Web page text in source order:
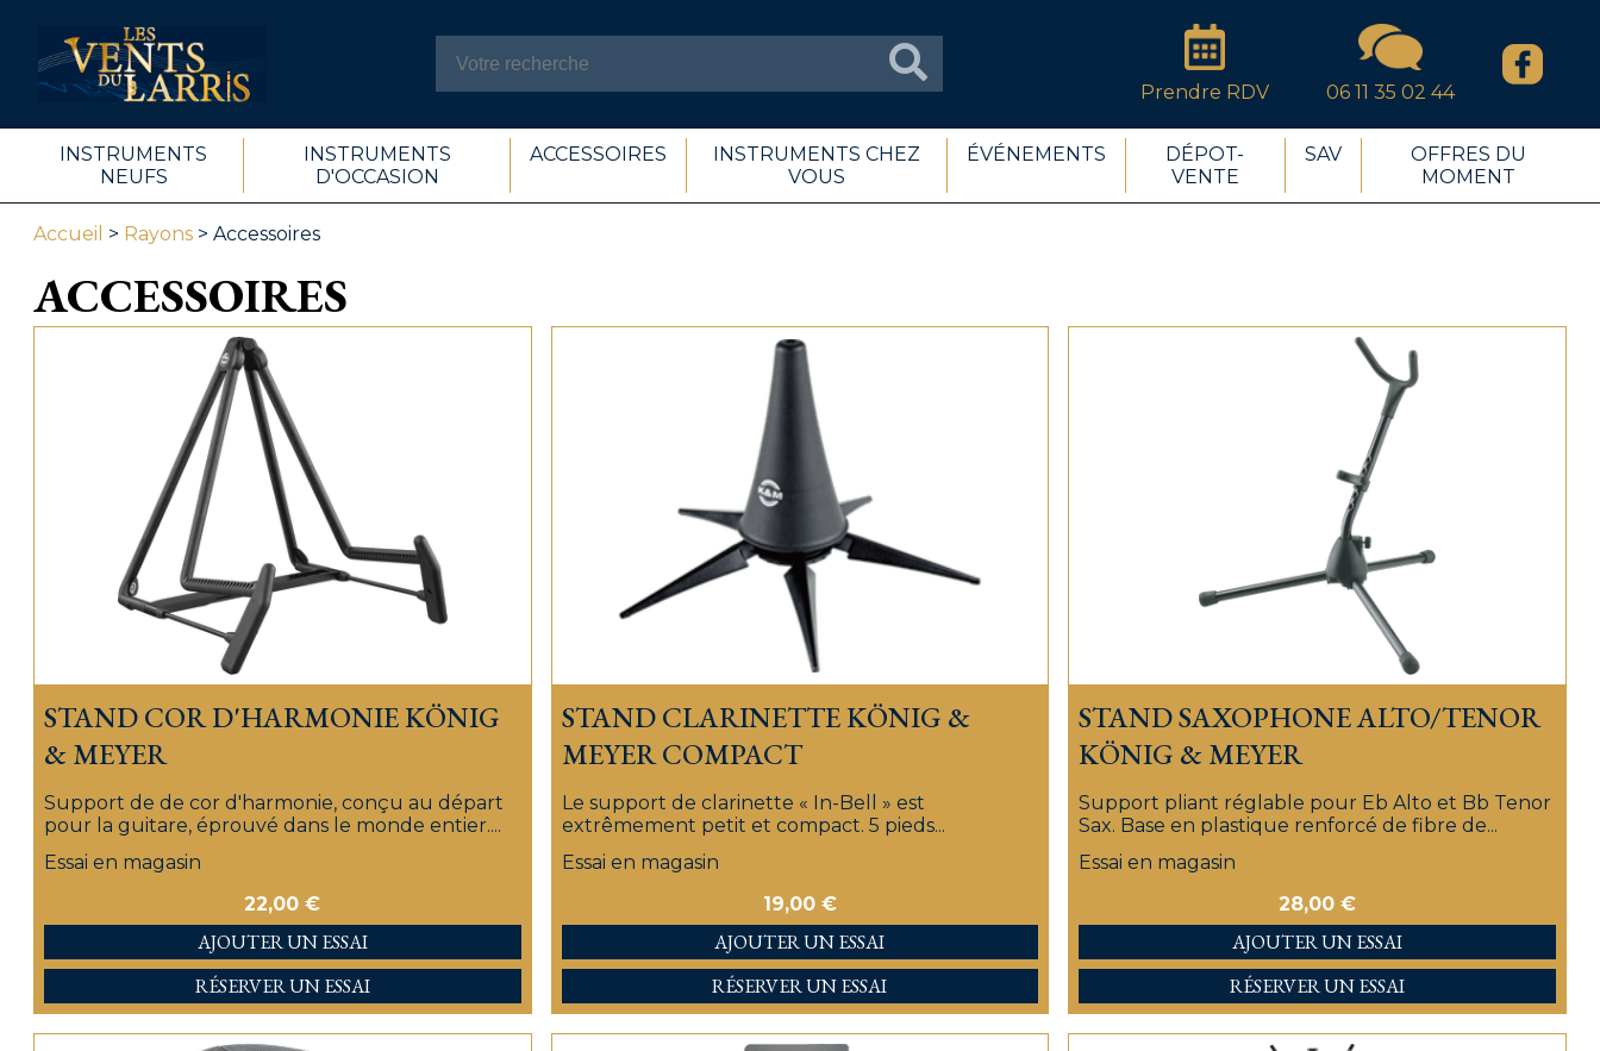
Prendre RDV 06 11 35 02 44
INSTRUMENTS
NEUFS
INSTRUMENTS
D'OCCASION
ACCESSOIRES
INSTRUMENTS CHEZ
VOUS
ÉVÉNEMENTS
DÉPOT-
VENTE
SAV
OFFRES DU
MOMENT
Accueil > Rayons > Accessoires
ACCESSOIRES
STAND COR D'HARMONIE KÖNIG
& MEYER
Support de de cor d'harmonie, conçu au départ
pour la guitare, éprouvé dans le monde entier....
Essai en magasin
22,00 €
AJOUTER
RÉSERVER UN ESSAI
STAND CLARINETTE KÖNIG &
MEYER COMPACT
Le support de clarinette « In-Bell » est
extrêmement petit et compact. 5 pieds...
Essai en magasin
19,00 €
AJOUTER
RÉSERVER UN ESSAI
STAND SAXOPHONE ALTO/TENOR
KÖNIG & MEYER
Support pliant réglable pour Eb Alto et Bb Tenor
Sax. Base en plastique renforcé de fibre de...
Essai en magasin
28,00 €
AJOUTER
RÉSERVER UN ESSAI